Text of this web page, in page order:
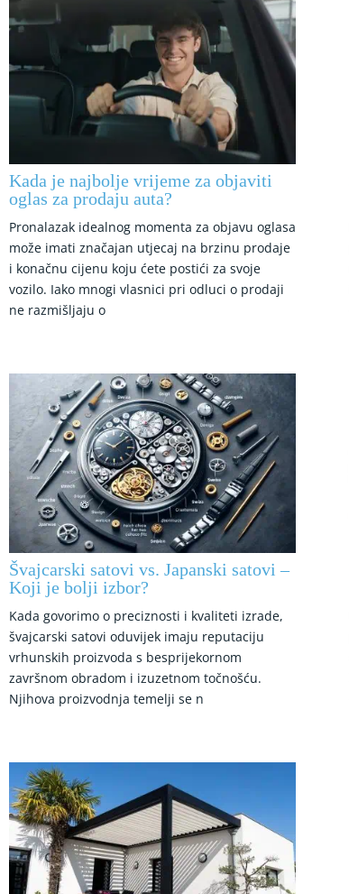
Kada je najbolje vrijeme za objaviti
oglas za prodaju auta?
Pronalazak idealnog momenta za objavu oglasa
može imati značajan utjecaj na brzinu prodaje
i konačnu cijenu koju ćete postići za svoje
vozilo. Iako mnogi vlasnici pri odluci o prodaji
ne razmišljaju o
Švajcarski satovi vs. Japanski satovi –
Koji je bolji izbor?
Kada govorimo o preciznosti i kvaliteti izrade,
švajcarski satovi oduvijek imaju reputaciju
vrhunskih proizvoda s besprijekornom
završnom obradom i izuzetnom točnošću.
Njihova proizvodnja temelji se n